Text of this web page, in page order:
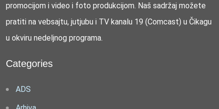
promocijom i video i foto produkcijom. Naš sadržaj možete
pratiti na vebsajtu, jutjubu i TV kanalu 19 (Comcast) u Čikagu
u okviru nedeljnog programa.
Categories
ADS